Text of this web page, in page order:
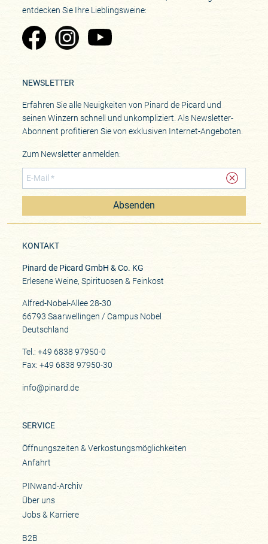
entdecken Sie Ihre Lieblingsweine:
Zu Pinard's Facebook-Seite
Zu Pinard's Instagram-Seite
Zu Pinard's YouTube-Seite
NEWSLETTER
Erfahren Sie alle Neuigkeiten von Pinard de Picard und
seinen Winzern schnell und unkompliziert. Als Newsletter-
Abonnent profitieren Sie von exklusiven Internet-Angeboten.
Zum Newsletter anmelden:
Absenden
KONTAKT
Pinard de Picard GmbH & Co. KG
Erlesene Weine, Spirituosen & Feinkost
Alfred-Nobel-Allee 28-30
66793 Saarwellingen / Campus Nobel
Deutschland
Tel.: +49 6838 97950-0
Fax: +49 6838 97950-30
info@pinard.de
SERVICE
Öffnungszeiten & Verkostungsmöglichkeiten
Anfahrt
PINwand-Archiv
Über uns
Jobs & Karriere
B2B